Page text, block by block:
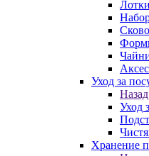
Уход за
Назад
Уход
Хранение